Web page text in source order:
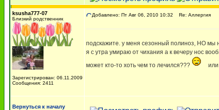
ksusha777-07
Близкий родственник
Зарегистрирован: 06.11.2009
Сообщения: 2411
Добавлено: Пт Авг 06, 2010 10:32 Re: Аллергия
подскажите. у меня сезонный полиноз, НО мы
я с утра умираю от чихания а к вечеру нос
может кто-то хоть чем то лечился???
Вернуться к началу